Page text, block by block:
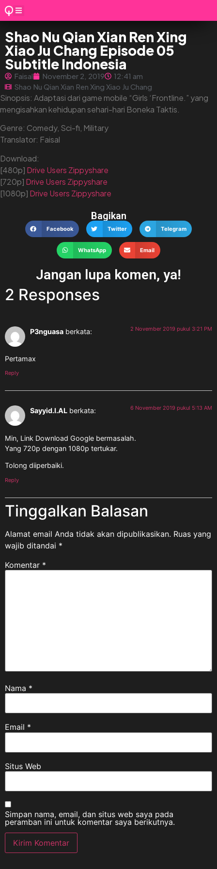
Shao Nu Qian Xian Ren Xing
Xiao Ju Chang Episode 05
Subtitle Indonesia
Faisal November 2, 2019
12:41 am
Shao Nu Qian Xian Ren Xing Xiao Ju Chang
Sinopsis: Adaptasi dari game mobile “Girls ‘Frontline.” yang
mengisahkan kehidupan sehari-hari Boneka Taktis.
Genre: Comedy, Sci-fi, Military
Translator: Faisal
Download:
[480p] Drive Users Zippyshare
[720p] Drive Users Zippyshare
[1080p] Drive Users Zippyshare
Bagikan
Facebook Twitter Telegram
WhatsApp Email
Jangan lupa komen, ya!
2 Responses
P3nguasa berkata: 2 November 2019 pukul 3:21 PM
Pertamax
Reply
Sayyid.I.AL berkata: 6 November 2019 pukul 5:13 AM
Min, Link Download Google bermasalah.
Yang 720p dengan 1080p tertukar.
Tolong diiperbaiki.
Reply
Tinggalkan Balasan
Alamat email Anda tidak akan dipublikasikan. Ruas yang
wajib ditandai *
Komentar *
Nama *
Email *
Situs Web
Simpan nama, email, dan situs web saya pada
peramban ini untuk komentar saya berikutnya.